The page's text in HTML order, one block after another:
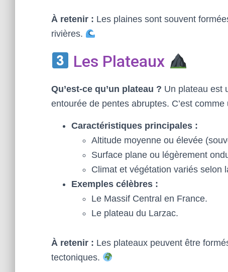
À retenir : Les plaines sont souvent
rivières.
Les Plateaux
Qu’est-ce qu’un plateau ? Un plateau est
entourée de pentes abruptes. C’est
Caractéristiques principales :
Altitude moyenne ou élevée
Surface plane ou légèrement
Climat et végétation variés selon
Exemples célèbres :
Le Massif Central en France.
Le plateau du Larzac.
À retenir : Les plateaux peuvent être
tectoniques.